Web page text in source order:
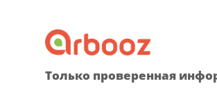
content
Только проверенная